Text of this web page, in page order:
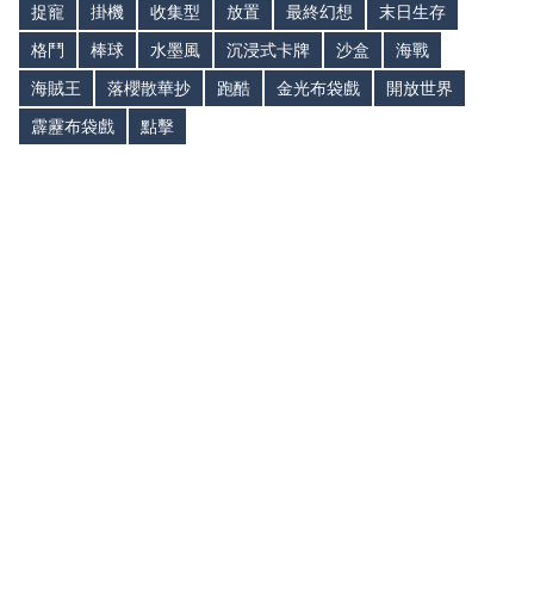
捉寵
掛機 收集型 放置 最終幻想
末日生存
格鬥
棒球 水墨風 沉浸式卡牌 沙盒
海戰
海賊王
落櫻散華抄 跑酷 金光布袋戲
開放世界
霹靂布袋戲
點擊